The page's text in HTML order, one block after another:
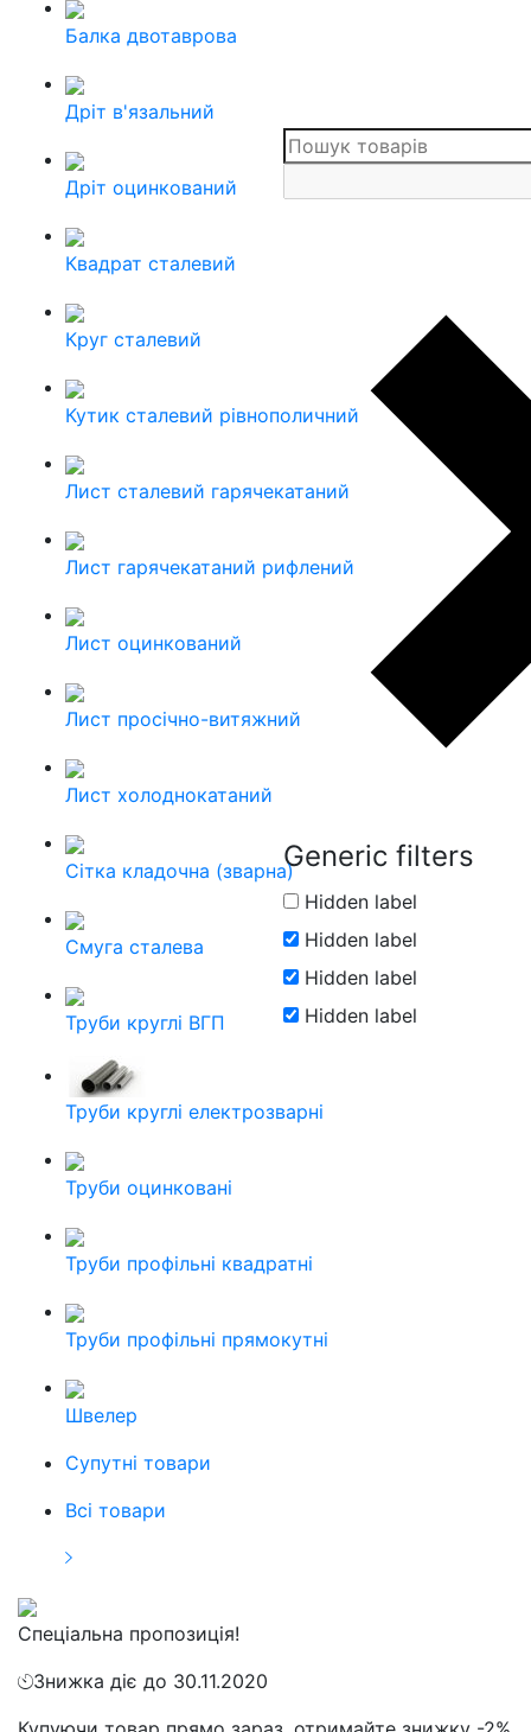
Generic filters
Hidden label
Hidden label
Hidden label
Hidden label
Балка двотаврова
Дріт в'язальний
Дріт оцинкований
Квадрат сталевий
Круг сталевий
Кутик сталевий рівнополичний
Лист сталевий гарячекатаний
Лист гарячекатаний рифлений
Лист оцинкований
Лист просічно-витяжний
Лист холоднокатаний
Сітка кладочна (зварна)
Смуга сталева
Труби круглі ВГП
Труби круглі електрозварні
Труби оцинковані
Труби профільні квадратні
Труби профільні прямокутні
Швелер
Cупутні товари
Всі товари
Спеціальна пропозиція!
Знижка діє до 30.11.2020